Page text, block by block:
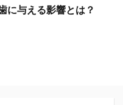
に与える影響とは？